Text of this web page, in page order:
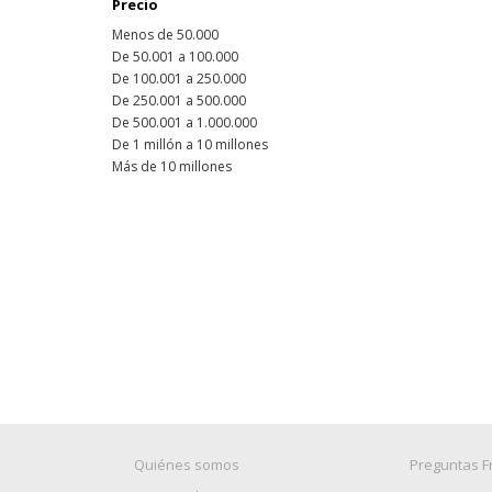
Precio
Menos de 50.000
De 50.001 a 100.000
De 100.001 a 250.000
De 250.001 a 500.000
De 500.001 a 1.000.000
De 1 millón a 10 millones
Más de 10 millones
Quiénes somos
Preguntas